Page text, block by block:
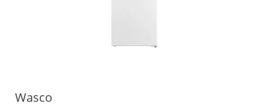
Wasco